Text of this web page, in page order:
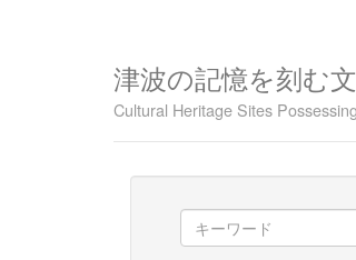
津波の記憶を刻む
Cultural Heritage Sites